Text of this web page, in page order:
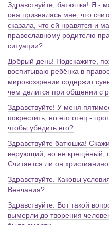
Здравствуйте, батюшка! Я -
она призналась мне, что
сказала, что ей нравятся и
православному родителю
ситуации?
Добрый день! Подскажите,
воспитываю ребёнка в
мировоззрении содержит
чем делится при общении с
Здравствуйте! У меня
покрестить, но его отец -
чтобы убедить его?
Здравствуйте батюшка!
верующий, но не крещёный,
Считается ли он
Здравствуйте. Каковы
Венчания?
Здравствуйте. Вот такой
вымерли до творения